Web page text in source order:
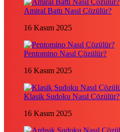
Amiral Battı Nasıl Çözülür?
16 Kasım 2025
Pentomino Nasıl Çözülür?
16 Kasım 2025
Klasik Sudoku Nasıl Çözülür?
16 Kasım 2025